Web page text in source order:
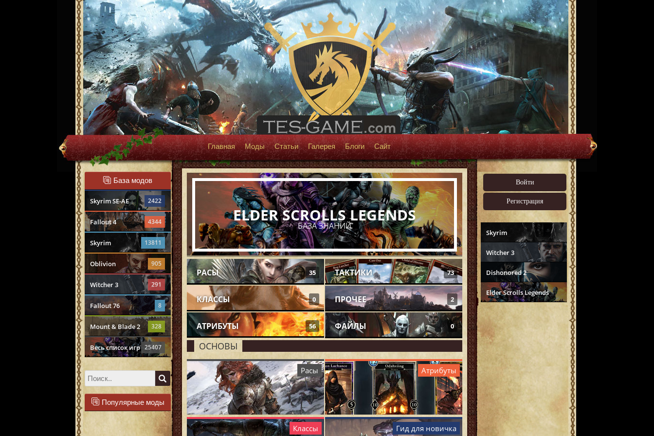
Главная Моды Статьи Галерея Блоги Сайт
База модов
Skyrim SE-AE 2422
Fallout 4 4344
Skyrim 13811
Oblivion 905
Witcher 3 291
Fallout 76 8
Mount & Blade 2 328
Весь список игр 25407
Популярные моды
Войти
Регистрация
Skyrim
Witcher 3
Dishonored 2
Elder Scrolls Legends
ELDER SCROLLS LEGENDS
БАЗА ЗНАНИЙ
РАСЫ 35
КЛАССЫ 0
АТРИБУТЫ 56
ТАКТИКИ 73
ПРОЧЕЕ 2
ФАЙЛЫ 0
ОСНОВЫ
Расы
Классы
Атрибуты
Гид для новичка